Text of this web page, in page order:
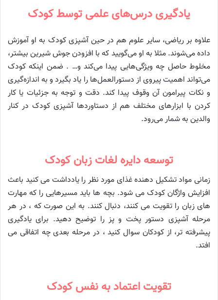
یادگیری درس‌های علمی توسط کودک
علاوه بر ریاضی، سایر علوم هم در حین آشپزی کودک به او آموزش
داده می‌شوند. مثلا به او می‌گویید که با افزودن جوش شیرین بیشتر،
مخلوط حاصل چه ویژگی‌هایی پیدا می‌کند و… . ضمن اینکه کودک
می‌تواند اهمیت پیروی از دستورالعمل‌ها را یاد بگیرد و به اندازه‌گیری
و نکات پیرامون آن وقوف پیدا کند. دقت و توجه به جزئیات یا کار
کردن با ابزارهای مختلف هم از دستاوردها آشپزی کودک در کنار
والدین به شمار می‌رود.
توسعه دایره لغات زبان کودک
زمانی مواد تشکیل دهنده غذای مورد نظر را یادداشت می کنید باعث
افزایش واژگان کودک می شود. بچه ها باید مسیرهایی را که مهارت
های زبان را تقویت می کنند، دنبال کنند. به این صورت که ، در هر
مرحله آشپزی دستور پخت و پز را توضیح دهید. برای یادگیری
پیشرفته تر، از کودکان سوال کنید ، در مرحله بعدی چه اتفاقی می
افتد.
تقویت اعتماد به نفس کودک